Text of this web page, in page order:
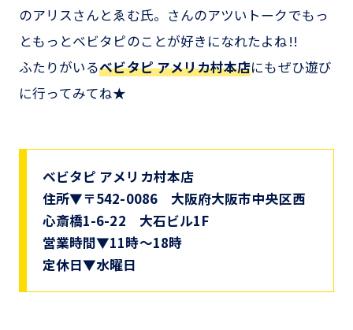
のアリスさんとゑむ氏。さんのアツいトークでもっ
ともっとベビタピのことが好きになれたよね!!
ふたりがいるベビタピ アメリカ村本店にもぜひ遊び
に行ってみてね★
ベビタピ アメリカ村本店
住所▼〒542-0086 大阪府大阪市中央区西
心斎橋1-6-22 大石ビル1F
営業時間▼11時～18時
定休日▼水曜日